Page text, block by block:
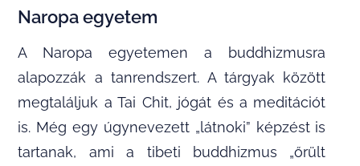
Naropa egyetem
A Naropa egyetemen a buddhizmusra
alapozzák a tanrendszert. A tárgyak között
megtaláljuk a Tai Chit, jógát és a meditációt
is. Még egy úgynevezett „látnoki” képzést is
tartanak, ami a tibeti buddhizmus „őrült